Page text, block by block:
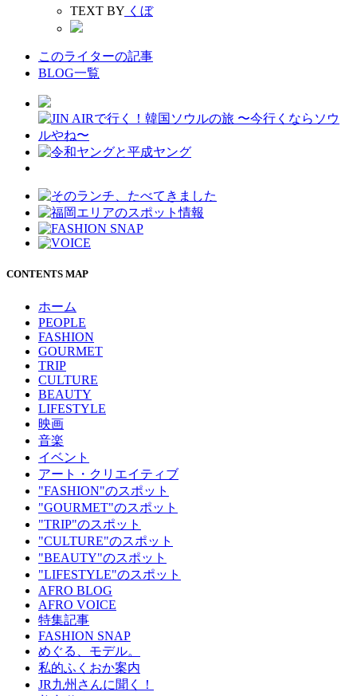
TEXT BY くぼ
このライターの記事
BLOG一覧
CONTENTS MAP
ホーム
PEOPLE
FASHION
GOURMET
TRIP
CULTURE
BEAUTY
LIFESTYLE
映画
音楽
イベント
アート・クリエイティブ
"FASHION"のスポット
"GOURMET"のスポット
"TRIP"のスポット
"CULTURE"のスポット
"BEAUTY"のスポット
"LIFESTYLE"のスポット
AFRO BLOG
AFRO VOICE
特集記事
FASHION SNAP
めぐる、モデル。
私的ふくおか案内
JR九州さんに聞く！